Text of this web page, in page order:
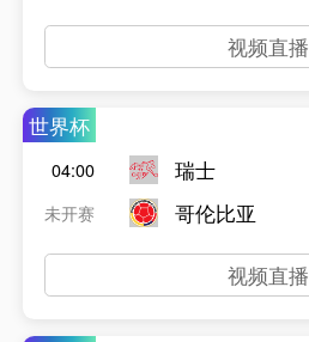
视频直播
世界杯
04:00
未开赛
瑞士
哥伦比亚
视频直播